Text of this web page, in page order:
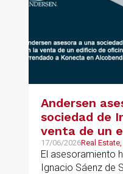
Andersen
sociedad de
venta de un
oficinas
en
17/06/2026Real
y
El asesoramiento
Ignacio Sáenz de